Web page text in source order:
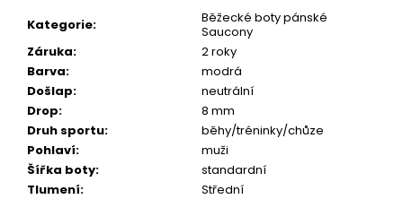
Kategorie:
Běžecké boty pánské
Saucony
Záruka:
2 roky
Barva:
modrá
Došlap:
neutrální
Drop:
8 mm
Druh sportu:
běhy/tréninky/chůze
Pohlaví:
muži
Šířka boty:
standardní
Tlumení:
Střední